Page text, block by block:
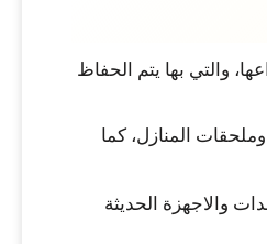
والتي بها يتم الحفاظ
المنازل، كما
والاجهزة الحديثة